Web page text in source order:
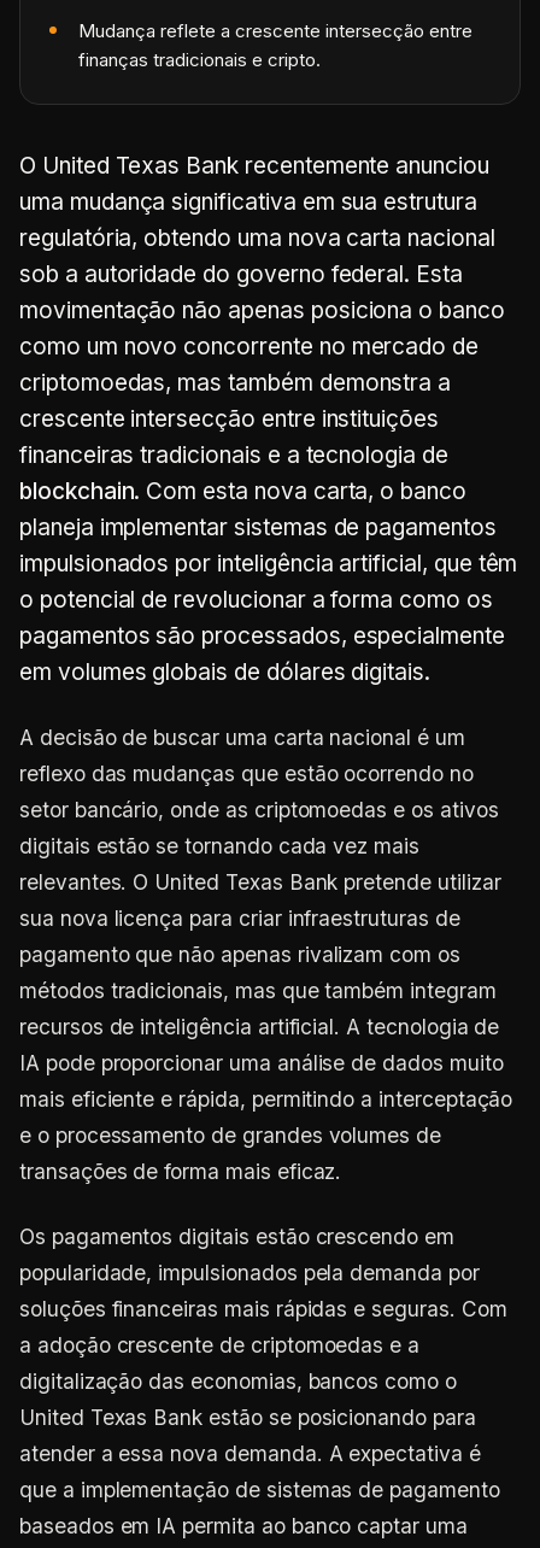
Mudança reflete a crescente intersecção entre
finanças tradicionais e cripto.
O United Texas Bank recentemente anunciou
uma mudança significativa em sua estrutura
regulatória, obtendo uma nova carta nacional
sob a autoridade do governo federal. Esta
movimentação não apenas posiciona o banco
como um novo concorrente no mercado de
criptomoedas, mas também demonstra a
crescente intersecção entre instituições
financeiras tradicionais e a tecnologia de
blockchain. Com esta nova carta, o banco
planeja implementar sistemas de pagamentos
impulsionados por inteligência artificial, que têm
o potencial de revolucionar a forma como os
pagamentos são processados, especialmente
em volumes globais de dólares digitais.
A decisão de buscar uma carta nacional é um
reflexo das mudanças que estão ocorrendo no
setor bancário, onde as criptomoedas e os ativos
digitais estão se tornando cada vez mais
relevantes. O United Texas Bank pretende utilizar
sua nova licença para criar infraestruturas de
pagamento que não apenas rivalizam com os
métodos tradicionais, mas que também integram
recursos de inteligência artificial. A tecnologia de
IA pode proporcionar uma análise de dados muito
mais eficiente e rápida, permitindo a interceptação
e o processamento de grandes volumes de
transações de forma mais eficaz.
Os pagamentos digitais estão crescendo em
popularidade, impulsionados pela demanda por
soluções financeiras mais rápidas e seguras. Com
a adoção crescente de criptomoedas e a
digitalização das economias, bancos como o
United Texas Bank estão se posicionando para
atender a essa nova demanda. A expectativa é
que a implementação de sistemas de pagamento
baseados em IA permita ao banco captar uma